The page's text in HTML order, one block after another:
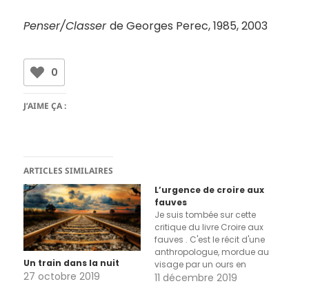
Penser/Classerde Georges Perec, 1985, 2003
0
J’AIME ÇA :
ARTICLES SIMILAIRES
Un train dans la nuit
27 octobre 2019
L’urgence de croire aux
fauves
Je suis tombée sur cette
critique du livre Croire aux
fauves . C'est le récit d'une
anthropologue, mordue au
visage par un ours en
Russie en 2015. À la lecture
11 décembre 2019